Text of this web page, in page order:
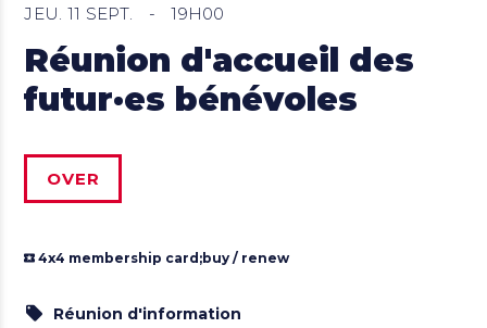
JEU. 11 SEPT. - 19H00
Réunion d'accueil des
futur·es bénévoles
OVER
4x4 membership card;buy / renew
Réunion d'information